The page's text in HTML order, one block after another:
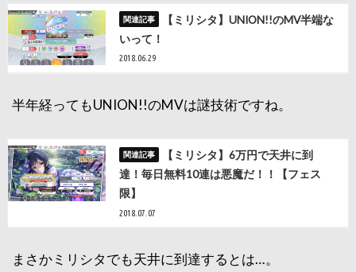
【ミリシタ】UNION!!のMV半端な
いって！
2018.06.29
半年経ってもUNION!!のMVは謎技術ですね。
【ミリシタ】6万円で天井に到
達！毎日無料10連は悪魔だ！！【フェス
限】
2018.07.07
まさかミリシタでも天井に到達するとは…。